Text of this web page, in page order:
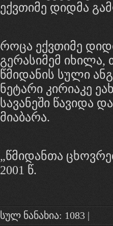
ექვთიმე დიდმა
როცა ექვთიმე
გერასიმემ
წმიდანის სული
ნეტარი კირიაკე
სავანეში წავიდა
მიაბარა.
„წმიდანთა
2001 წ.
სულ ნანახია: 1083 |